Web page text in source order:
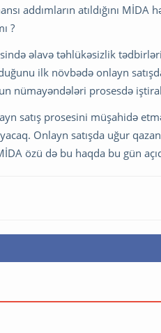
addımların atıldığını
?
əlavə təhlükəsizlik
ilk növbədə onlayn
nümayəndələri prosesdə
satış prosesini müşahidə
Onlayn satışda uğur
özü də bu haqda bu gün